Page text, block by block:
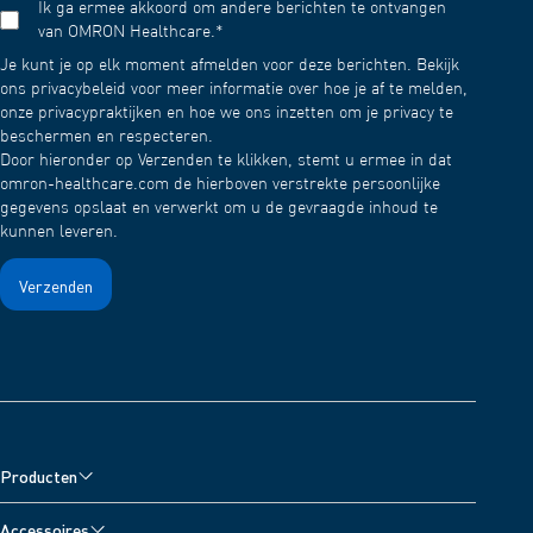
Ik ga ermee akkoord om andere berichten te ontvangen
van OMRON Healthcare. *
Je kunt je op elk moment afmelden voor deze berichten. Bekijk
ons privacybeleid voor meer informatie over hoe je af te melden,
onze privacypraktijken en hoe we ons inzetten om je privacy te
beschermen en respecteren.
Door hieronder op Verzenden te klikken, stemt u ermee in dat
omron-healthcare.com de hierboven verstrekte persoonlijke
gegevens opslaat en verwerkt om u de gevraagde inhoud te
kunnen leveren.
Producten